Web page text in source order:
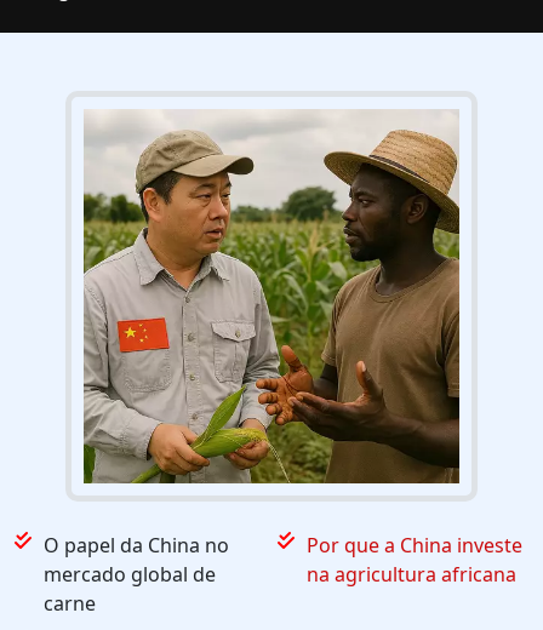
O papel da China no
mercado global de
carne
Por que a China investe
na agricultura africana